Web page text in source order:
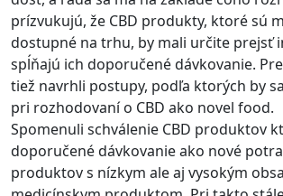
prízvukujú, že CBD produkty, ktoré sú
dostupné na trhu, by mali určite prejsť
spĺňajú ich doporučené dávkovanie.
tiež navrhli postupy, podľa ktorých by
pri rozhodovaní o CBD ako novel food.
Spomenuli schválenie CBD produktov
doporučené dávkovanie ako nové
produktov s nízkym ale aj vysokým